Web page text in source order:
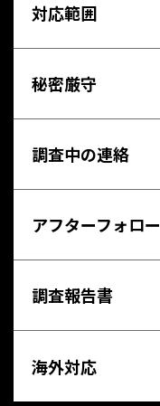
対応範囲
秘密厳守
調査中の連絡
アフターフォロー
調査報告書
海外対応